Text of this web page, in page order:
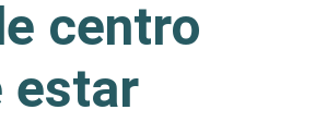
centro
estar